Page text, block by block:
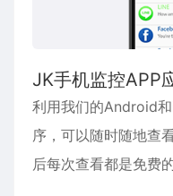
JK手机监控APP
利用我们的Android
序，可以随时随地查
后每次查看都是免费的